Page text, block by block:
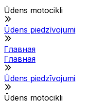
Ūdens motocikli
Ūdens piedzīvojumi
Главная
Главная
Ūdens piedzīvojumi
Ūdens motocikli